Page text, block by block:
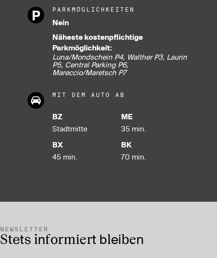
PARKMÖGLICHKEITEN
Nein
Näheste kostenpflichtige
Parkmöglichkeit:
Luna/Mondschein P4, Walther P3, Laurin
P5, Central Parking P6,
Mareccio/Maretsch P7
MIT DEM AUTO AB
BZ
Stadt­mitte
ME
35 min.
BX
45 min.
BK
70 min.
NEWSLETTER
Stets informiert bleiben